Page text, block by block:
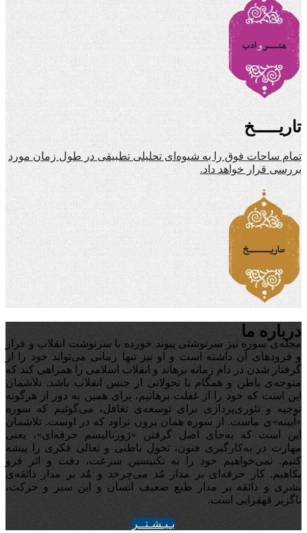
تاریـــــخ
تمام ساحات فوق را به شیوه‌ای تحلیلی تطبیقی در طول زمان مورد
بررسی قرار خواهد داد.
درباره ما
مجله‌ی سوره نیز سرنوشتی پیوند خورده با سرنوشت انقلاب و فراز
و فرودهای آن داشته است و او نیز تنها زمانی می‌تواند خود را از
گرفتار شدن در دام زمانه برهاند و انقلاب اسلامی را همراهی کند که
متوجه‌ی باطن و همگام با تحولاتی از جنس انقلاب باشد. تلاشمان
این است که خود را از غفلت برهانیم، برای همین به دور از هرگونه
توجیه‌ و تئوری‌پردازی برای توسعه‌ی تغافل،‌ می‌گوئیم که سوره
«آیینه‌»ی ماست. از سوره همان برون تراود که در اوست. تلاشمان
این است که به‌جای اصل گرفتن «ژورنالیسم حرفه‌ای»، یعنی
مهارت در به‌کارگیری فنون، تحول باطنی و تعالی فکری را پیشه
کنیم. نمی‌خواهیم خود را به تکنیسین سرعت، دقت و اثر فرو
بکاهیم. کار حرفه‌ای بر مدار مُد می‌چرخد و مُد بر مدار ذائقه‌ی
بشری و ذائقه بر مدار طبع ضعیف انسان و این سیر و حرکت،
ناگزیر قهقرایی است.
بـيـشـتــر